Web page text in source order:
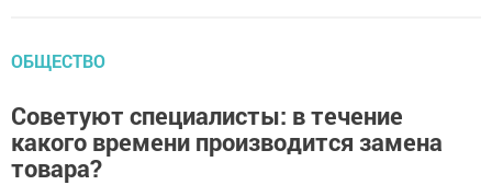
ОБЩЕСТВО
Советуют специалисты: в течение
какого времени производится замена
товара?